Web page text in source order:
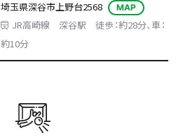
埼玉県深谷市上野台2568 MAP
JR高崎線 深谷駅 徒歩：約28分、車：
約10分